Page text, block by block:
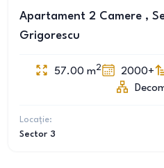
Apartament 2 Camere ,
Grigorescu
57.00 m2 2000+
Locație:
Sector 3